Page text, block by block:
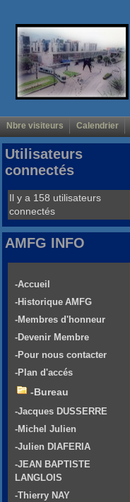
Nbre visiteurs Calendrier
Utilisateurs
connectés
Il y a 158 utilisateurs
connectés
AMFG INFO
-Accueil
-Historique AMFG
-Membres d'honneur
-Devenir Membre
-Pour nous contacter
-Plan d'accés
-Bureau
-Jacques DUSSERRE
-Michel Julien
-Julien DIAFERIA
-JEAN BAPTISTE
LANGLOIS
-Thierry NAY